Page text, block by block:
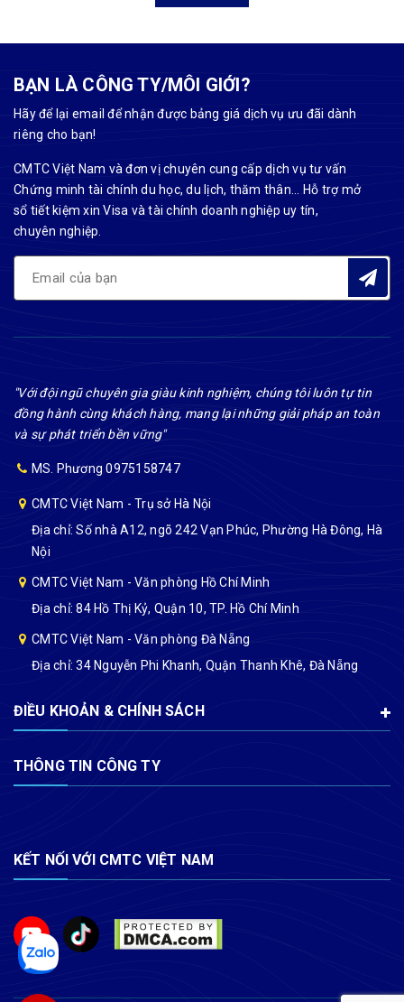
BẠN LÀ CÔNG TY/MÔI GIỚI?
Hãy để lại email để nhận được bảng giá dịch vụ ưu đãi dành
riêng cho bạn!
CMTC Việt Nam và đơn vị chuyên cung cấp dịch vụ tư vấn
Chứng minh tài chính du học, du lịch, thăm thân... Hỗ trợ mở
sổ tiết kiệm xin Visa và tài chính doanh nghiệp uy tín,
chuyên nghiệp.
"Với đội ngũ chuyên gia giàu kinh nghiệm, chúng tôi luôn tự tin
đồng hành cùng khách hàng, mang lại những giải pháp an toàn
và sự phát triển bền vững"
MS. Phương 0975158747
CMTC Việt Nam - Trụ sở Hà Nội
Địa chỉ: Số nhà A12, ngõ 242 Vạn Phúc, Phường Hà Đông, Hà
Nội
CMTC Việt Nam - Văn phòng Hồ Chí Minh
Địa chỉ: 84 Hồ Thị Kỷ, Quận 10, TP. Hồ Chí Minh
CMTC Việt Nam - Văn phòng Đà Nẵng
Địa chỉ: 34 Nguyễn Phi Khanh, Quận Thanh Khê, Đà Nẵng
ĐIỀU KHOẢN & CHÍNH SÁCH
THÔNG TIN CÔNG TY
KẾT NỐI VỚI CMTC VIỆT NAM